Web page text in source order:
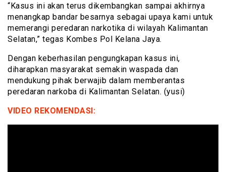
“Kasus ini akan terus dikembangkan sampai akhirnya
menangkap bandar besarnya sebagai upaya kami untuk
memerangi peredaran narkotika di wilayah Kalimantan
Selatan,” tegas Kombes Pol Kelana Jaya.
Dengan keberhasilan pengungkapan kasus ini,
diharapkan masyarakat semakin waspada dan
mendukung pihak berwajib dalam memberantas
peredaran narkoba di Kalimantan Selatan. (yusi)
VIDEO REKOMENDASI: